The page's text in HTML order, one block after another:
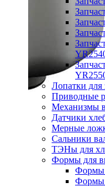
Лопатки для
Приводные
Механизмы
Датчики
Мерные
Сальники
ТЭНы для
Формы для
Формы
Формы